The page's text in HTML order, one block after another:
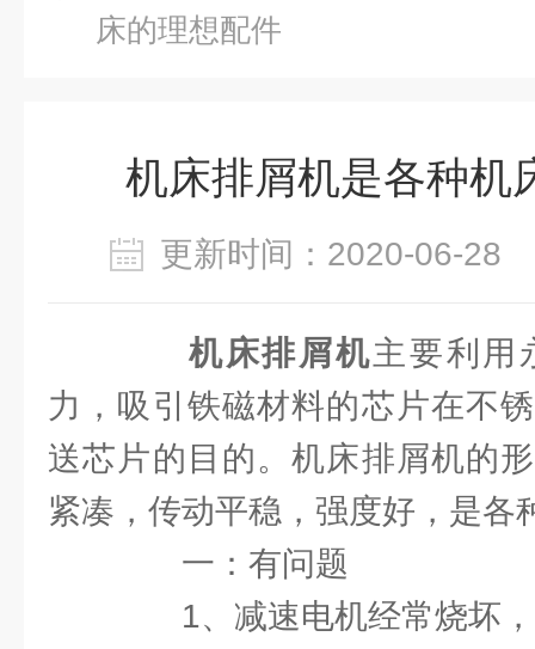
床的理想配件
机床排屑机是各种机
更新时间：2020-06-
机床排屑机主要利用
力，吸引铁磁材料的芯片在不
送芯片的目的。机床排屑机的
紧凑，传动平稳，强度好，是各
一：有问题
1、减速电机经常烧坏，